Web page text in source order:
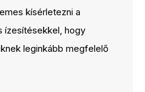
kísérletezni a
ízesítésekkel, hogy
leginkább megfelelő